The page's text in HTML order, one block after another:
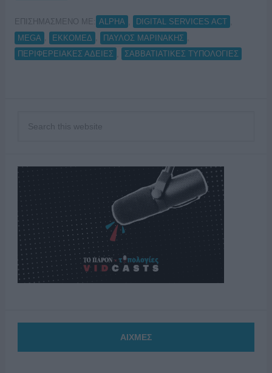
ΕΠΙΣΗΜΑΣΜΕΝΟ ΜΕ: ALPHA DIGITAL SERVICES ACT
MEGA
ΕΚΚΟΜΕΔ ΠΑΥΛΟΣ ΜΑΡΙΝΑΚΗΣ
ΠΕΡΙΦΕΡΕΙΑΚΕΣ ΑΔΕΙΕΣ
ΣΑΒΒΑΤΙΑΤΙΚΕΣ ΤΥΠΟΛΟΓΙΕΣ
ΑΙΧΜΕΣ